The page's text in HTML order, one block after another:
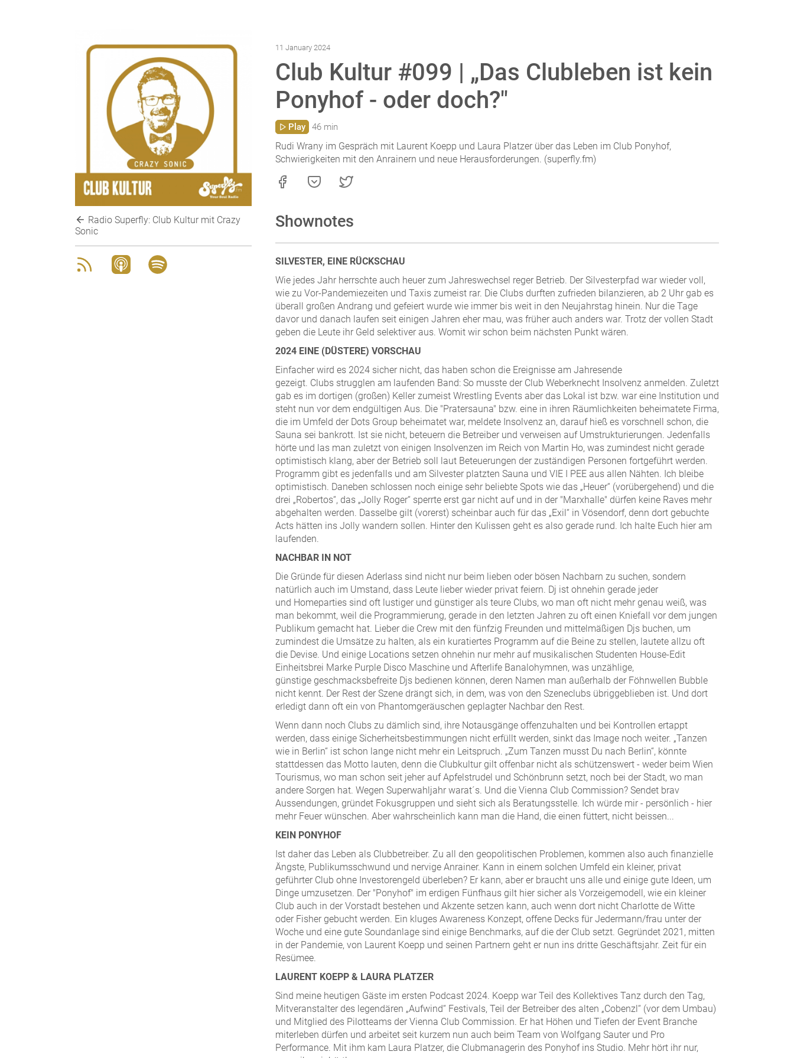
Radio Superfly: Club Kultur mit Crazy
Sonic
11 January 2024
Club Kultur #099 | „Das Clubleben ist kein
Ponyhof - oder doch?"
Play 46 min
Rudi Wrany im Gespräch mit Laurent Koepp und Laura Platzer über das Leben im Club Ponyhof,
Schwierigkeiten mit den Anrainern und neue Herausforderungen. (superfly.fm)
Shownotes
SILVESTER, EINE RÜCKSCHAU
Wie jedes Jahr herrschte auch heuer zum Jahreswechsel reger Betrieb. Der Silvesterpfad war wieder voll,
wie zu Vor-Pandemiezeiten und Taxis zumeist rar. Die Clubs durften zufrieden bilanzieren, ab 2 Uhr gab es
überall großen Andrang und gefeiert wurde wie immer bis weit in den Neujahrstag hinein. Nur die Tage
davor und danach laufen seit einigen Jahren eher mau, was früher auch anders war. Trotz der vollen Stadt
geben die Leute ihr Geld selektiver aus. Womit wir schon beim nächsten Punkt wären.
2024 EINE (DÜSTERE) VORSCHAU
Einfacher wird es 2024 sicher nicht, das haben schon die Ereignisse am Jahresende
gezeigt. Clubs strugglen am laufenden Band: So musste der Club Weberknecht Insolvenz anmelden. Zuletzt
gab es im dortigen (großen) Keller zumeist Wrestling Events aber das Lokal ist bzw. war eine Institution und
steht nun vor dem endgültigen Aus. Die "Pratersauna" bzw. eine in ihren Räumlichkeiten beheimatete Firma,
die im Umfeld der Dots Group beheimatet war, meldete Insolvenz an, darauf hieß es vorschnell schon, die
Sauna sei bankrott. Ist sie nicht, beteuern die Betreiber und verweisen auf Umstrukturierungen. Jedenfalls
hörte und las man zuletzt von einigen Insolvenzen im Reich von Martin Ho, was zumindest nicht gerade
optimistisch klang, aber der Betrieb soll laut Beteuerungen der zuständigen Personen fortgeführt werden.
Programm gibt es jedenfalls und am Silvester platzten Sauna und VIE I PEE aus allen Nähten. Ich bleibe
optimistisch. Daneben schlossen noch einige sehr beliebte Spots wie das „Heuer“ (vorübergehend) und die
drei „Robertos“, das „Jolly Roger“ sperrte erst gar nicht auf und in der "Marxhalle" dürfen keine Raves mehr
abgehalten werden. Dasselbe gilt (vorerst) scheinbar auch für das „Exil“ in Vösendorf, denn dort gebuchte
Acts hätten ins Jolly wandern sollen. Hinter den Kulissen geht es also gerade rund. Ich halte Euch hier am
laufenden.
NACHBAR IN NOT
Die Gründe für diesen Aderlass sind nicht nur beim lieben oder bösen Nachbarn zu suchen, sondern
natürlich auch im Umstand, dass Leute lieber wieder privat feiern. Dj ist ohnehin gerade jeder
und Homeparties sind oft lustiger und günstiger als teure Clubs, wo man oft nicht mehr genau weiß, was
man bekommt, weil die Programmierung, gerade in den letzten Jahren zu oft einen Kniefall vor dem jungen
Publikum gemacht hat. Lieber die Crew mit den fünfzig Freunden und mittelmäßigen Djs buchen, um
zumindest die Umsätze zu halten, als ein kuratiertes Programm auf die Beine zu stellen, lautete allzu oft
die Devise. Und einige Locations setzen ohnehin nur mehr auf musikalischen Studenten House-Edit
Einheitsbrei Marke Purple Disco Maschine und Afterlife Banalohymnen, was unzählige,
günstige geschmacksbefreite Djs bedienen können, deren Namen man außerhalb der Föhnwellen Bubble
nicht kennt. Der Rest der Szene drängt sich, in dem, was von den Szeneclubs übriggeblieben ist. Und dort
erledigt dann oft ein von Phantomgeräuschen geplagter Nachbar den Rest.
Wenn dann noch Clubs zu dämlich sind, ihre Notausgänge offenzuhalten und bei Kontrollen ertappt
werden, dass einige Sicherheitsbestimmungen nicht erfüllt werden, sinkt das Image noch weiter. „Tanzen
wie in Berlin“ ist schon lange nicht mehr ein Leitspruch. „Zum Tanzen musst Du nach Berlin“, könnte
stattdessen das Motto lauten, denn die Clubkultur gilt offenbar nicht als schützenswert - weder beim Wien
Tourismus, wo man schon seit jeher auf Apfelstrudel und Schönbrunn setzt, noch bei der Stadt, wo man
andere Sorgen hat. Wegen Superwahljahr warat´s. Und die Vienna Club Commission? Sendet brav
Aussendungen, gründet Fokusgruppen und sieht sich als Beratungsstelle. Ich würde mir - persönlich - hier
mehr Feuer wünschen. Aber wahrscheinlich kann man die Hand, die einen füttert, nicht beissen...
KEIN PONYHOF
Ist daher das Leben als Clubbetreiber. Zu all den geopolitischen Problemen, kommen also auch finanzielle
Ängste, Publikumsschwund und nervige Anrainer. Kann in einem solchen Umfeld ein kleiner, privat
geführter Club ohne Investorengeld überleben? Er kann, aber er braucht uns alle und einige gute Ideen, um
Dinge umzusetzen. Der "Ponyhof" im erdigen Fünfhaus gilt hier sicher als Vorzeigemodell, wie ein kleiner
Club auch in der Vorstadt bestehen und Akzente setzen kann, auch wenn dort nicht Charlotte de Witte
oder Fisher gebucht werden. Ein kluges Awareness Konzept, offene Decks für Jedermann/frau unter der
Woche und eine gute Soundanlage sind einige Benchmarks, auf die der Club setzt. Gegründet 2021, mitten
in der Pandemie, von Laurent Koepp und seinen Partnern geht er nun ins dritte Geschäftsjahr. Zeit für ein
Resümee.
LAURENT KOEPP & LAURA PLATZER
Sind meine heutigen Gäste im ersten Podcast 2024. Koepp war Teil des Kollektives Tanz durch den Tag,
Mitveranstalter des legendären „Aufwind“ Festivals, Teil der Betreiber des alten „Cobenzl“ (vor dem Umbau)
und Mitglied des Pilotteams der Vienna Club Commission. Er hat Höhen und Tiefen der Event Branche
miterleben dürfen und arbeitet seit kurzem nun auch beim Team von Wolfgang Sauter und Pro
Performance. Mit ihm kam Laura Platzer, die Clubmanagerin des Ponyhof ins Studio. Mehr hört ihr nur,